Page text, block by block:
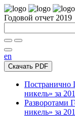
Годовой отчет 2019
en
Скачать PDF
Постранично
никель» за
Разворотами
никель» за